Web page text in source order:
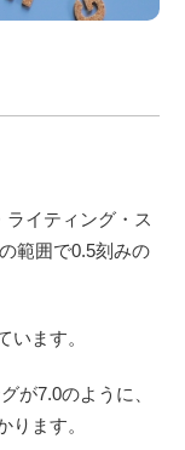
ライティング・ス
範囲で0.5刻みの
います。
が7.0のように、
ります。